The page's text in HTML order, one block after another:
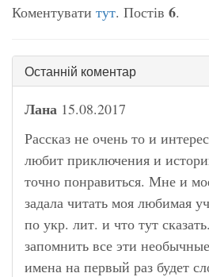
Коментувати тут. Постів 6.
Останній коментар
Лана 15.08.2017
Рассказ не очень то и
любит приключения и
точно понравиться. Мне и
задала читать моя любимая
по укр. лит. и что тут
запомнить все эти
имена на первый раз будет